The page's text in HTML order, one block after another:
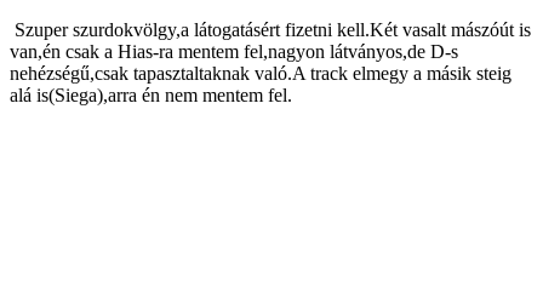
Szuper szurdokvölgy,a látogatásért fizetni kell.Két vasalt mászóút is
van,én csak a Hias-ra mentem fel,nagyon látványos,de D-s
nehézségű,csak tapasztaltaknak való.A track elmegy a másik steig
alá is(Siega),arra én nem mentem fel.